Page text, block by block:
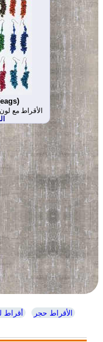
الأقراط مع
أقراط
الأقراط حجر